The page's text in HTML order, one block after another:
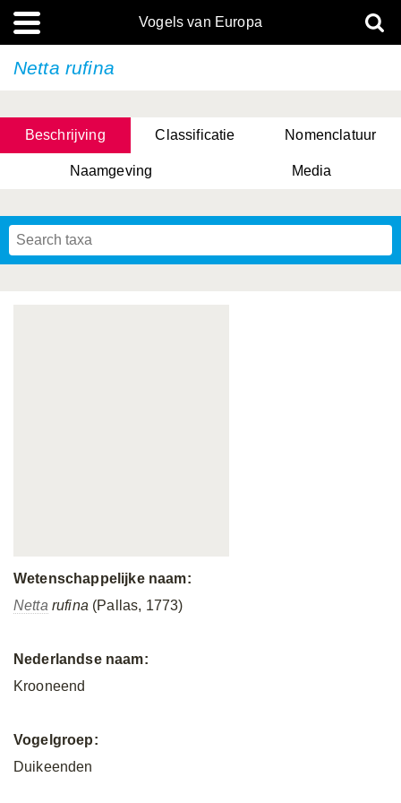
Vogels van Europa
Netta rufina
Beschrijving Classificatie Nomenclatuur
Naamgeving Media
Wetenschappelijke naam:
Netta rufina (Pallas, 1773)
Nederlandse naam:
Krooneend
Vogelgroep:
Duikeenden